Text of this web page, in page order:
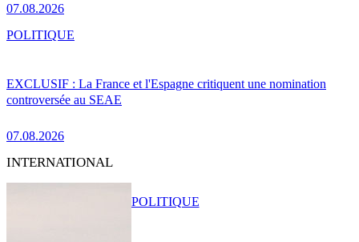
07.08.2026
EXCLUSIF : La France et l'Espagne critiquent une nomination
controversée au SEAE
07.08.2026
POLITIQUE
INTERNATIONAL
POLITIQUE